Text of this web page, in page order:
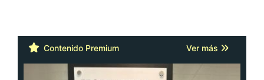
Contenido Premium Ver más